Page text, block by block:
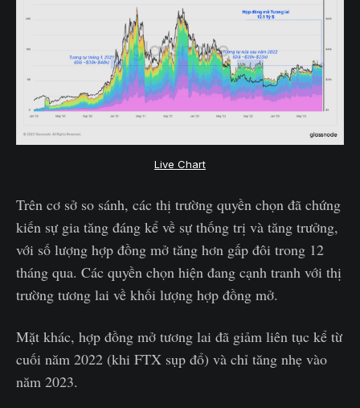
Live Chart
Trên cơ sở so sánh, các thị trường quyền chọn đã chứng
kiến sự gia tăng đáng kể về sự thống trị và tăng trưởng,
với số lượng hợp đồng mở tăng hơn gấp đôi trong 12
tháng qua. Các quyền chọn hiện đang cạnh tranh với thị
trường tương lai về khối lượng hợp đồng mở.
Mặt khác, hợp đồng mở tương lai đã giảm liên tục kể từ
cuối năm 2022 (khi FTX sụp đổ) và chỉ tăng nhẹ vào
năm 2023.